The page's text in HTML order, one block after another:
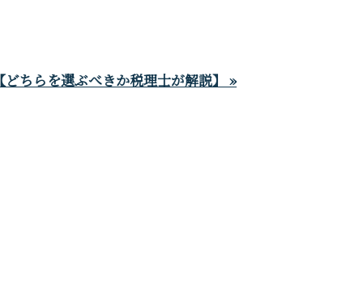
ちらを選ぶべきか税理士が解説】 »